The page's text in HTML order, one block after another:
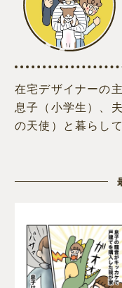
在宅デザイナーの主
息子（小学生）、
の天使）と暮らして